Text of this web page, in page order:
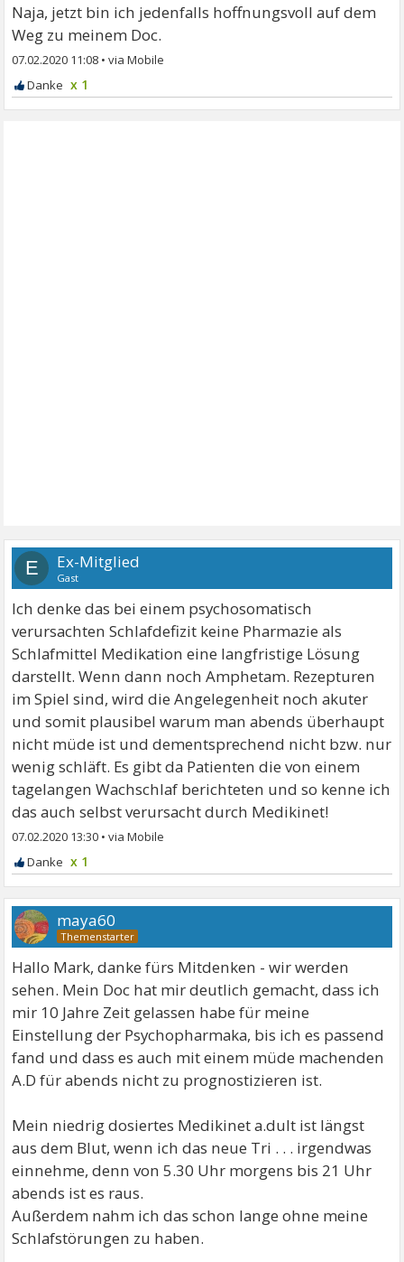
Naja, jetzt bin ich jedenfalls hoffnungsvoll auf dem
Weg zu meinem Doc.
07.02.2020 11:08 •
x 1
E Ex-Mitglied
Gast
Ich denke das bei einem psychosomatisch
verursachten Schlafdefizit keine Pharmazie als
Schlafmittel Medikation eine langfristige Lösung
darstellt. Wenn dann noch Amphetam. Rezepturen
im Spiel sind, wird die Angelegenheit noch akuter
und somit plausibel warum man abends überhaupt
nicht müde ist und dementsprechend nicht bzw. nur
wenig schläft. Es gibt da Patienten die von einem
tagelangen Wachschlaf berichteten und so kenne ich
das auch selbst verursacht durch Medikinet!
07.02.2020 13:30 •
x 1
maya60
Hallo Mark, danke fürs Mitdenken - wir werden
sehen. Mein Doc hat mir deutlich gemacht, dass ich
mir 10 Jahre Zeit gelassen habe für meine
Einstellung der Psychopharmaka, bis ich es passend
fand und dass es auch mit einem müde machenden
A.D für abends nicht zu prognostizieren ist.
Mein niedrig dosiertes Medikinet a.dult ist längst
aus dem Blut, wenn ich das neue Tri . . . irgendwas
einnehme, denn von 5.30 Uhr morgens bis 21 Uhr
abends ist es raus.
Außerdem nahm ich das schon lange ohne meine
Schlafstörungen zu haben.